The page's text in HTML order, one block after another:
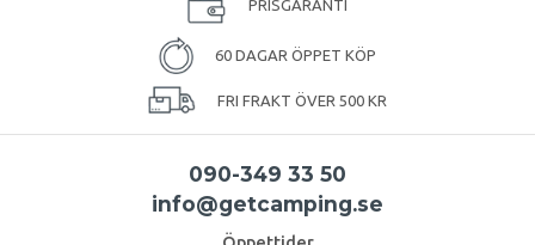
PRISGARANTI
60 DAGAR ÖPPET KÖP
FRI FRAKT ÖVER 500 KR
090-349 33 50
info@getcamping.se